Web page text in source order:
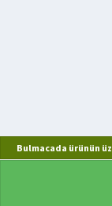
Bulmacada ürünün